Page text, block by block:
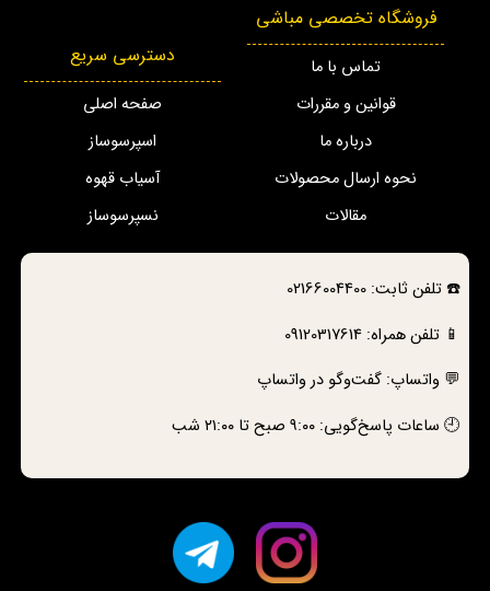
فروشگاه تخصصی مباشی
تماس با ما
قوانین و مقررات
درباره ما
نحوه ارسال محصولات
مقالات
دسترسی سریع
صفحه اصلی
اسپرسوساز
آسیاب قهوه
نسپرسوساز
☎️تلفن ثابت:02166004400
📱 تلفن همراه:09120317614
💬 واتساپ:گفت‌وگو در واتساپ
🕘 ساعات پاسخ‌گویی: ۹:۰۰ صبح تا ۲۱:۰۰ شب